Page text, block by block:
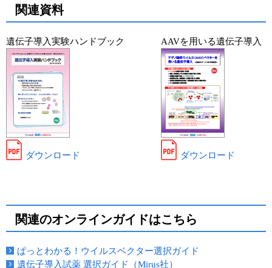
関連資料
遺伝子導入実験ハンドブック
ダウンロード
AAVを用いる遺伝子導入
ダウンロード
関連のオンラインガイドはこちら
ぱっとわかる！ウイルスベクター選択ガイド
遺伝子導入試薬 選択ガイド（Mirus社）